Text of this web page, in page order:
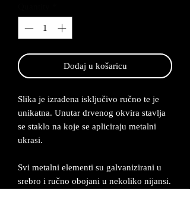
Dodaj u košaricu
Slika je izrađena isključivo ručno te je
unikatna. Unutar drvenog okvira stavlja
se staklo na koje se apliciraju metalni
ukrasi.
Svi metalni elementi su galvanizirani u
srebro i ručno obojani u nekoliko nijansi.